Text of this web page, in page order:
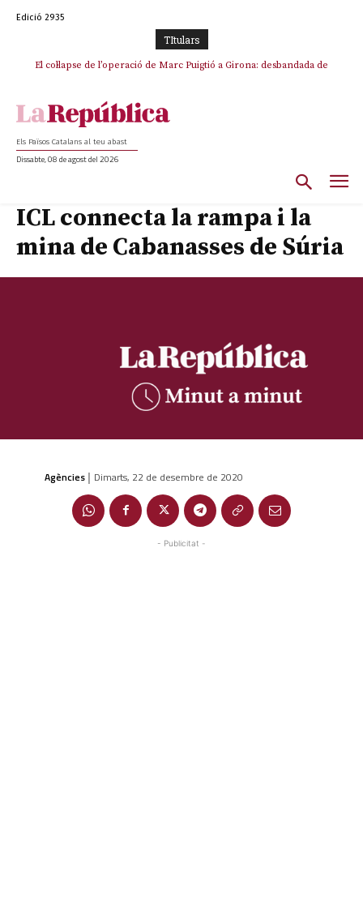
Edició 2935
TItulars
El col·lapse de l’operació de Marc Puigtió a Girona: desbandada de
Els Països Catalans al teu abast
Dissabte, 08 de agost del 2026
ICL connecta la rampa i la
mina de Cabanasses de Súria
Agències | Dimarts, 22 de desembre de 2020
- Publicitat -